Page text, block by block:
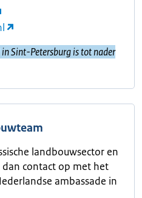
Sint-Petersburg is tot nader
landbouwsector en
contact op met het
ambassade in